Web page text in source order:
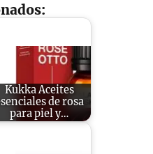
Kukka Aceites
de rosa
para piel y…